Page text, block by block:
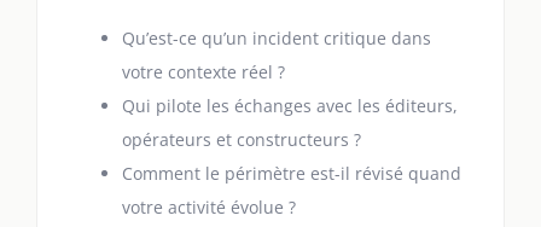
Qu’est-ce qu’un incident critique dans
votre contexte réel ?
Qui pilote les échanges avec les éditeurs,
opérateurs et constructeurs ?
Comment le périmètre est-il révisé quand
votre activité évolue ?